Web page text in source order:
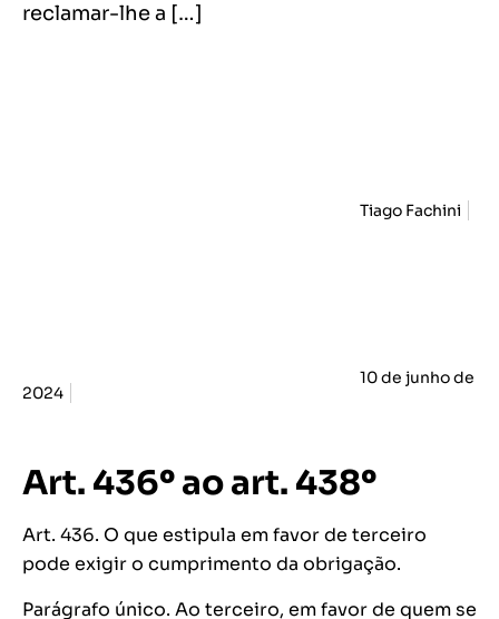
reclamar-lhe a […]
Tiago Fachini
10 de junho de
2024
Art. 436º ao art. 438º
Art. 436. O que estipula em favor de terceiro
pode exigir o cumprimento da obrigação.
Parágrafo único. Ao terceiro, em favor de quem se